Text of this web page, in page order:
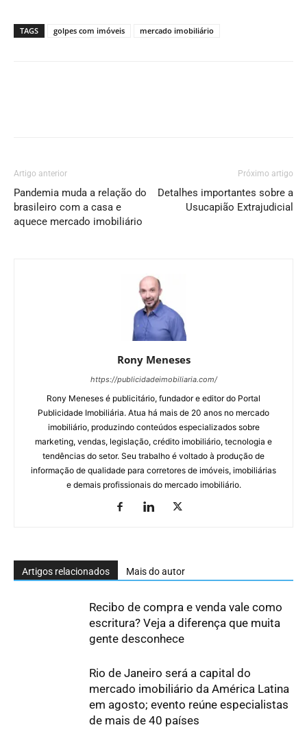
TAGS golpes com imóveis mercado imobiliário
Artigo anterior
Pandemia muda a relação do
brasileiro com a casa e
aquece mercado imobiliário
Próximo artigo
Detalhes importantes sobre a
Usucapião Extrajudicial
Rony Meneses
https://publicidadeimobiliaria.com/
Rony Meneses é publicitário, fundador e editor do Portal
Publicidade Imobiliária. Atua há mais de 20 anos no mercado
imobiliário, produzindo conteúdos especializados sobre
marketing, vendas, legislação, crédito imobiliário, tecnologia e
tendências do setor. Seu trabalho é voltado à produção de
informação de qualidade para corretores de imóveis, imobiliárias
e demais profissionais do mercado imobiliário.
Artigos relacionados Mais do autor
Recibo de compra e venda vale como
escritura? Veja a diferença que muita
gente desconhece
Rio de Janeiro será a capital do
mercado imobiliário da América Latina
em agosto; evento reúne especialistas
de mais de 40 países